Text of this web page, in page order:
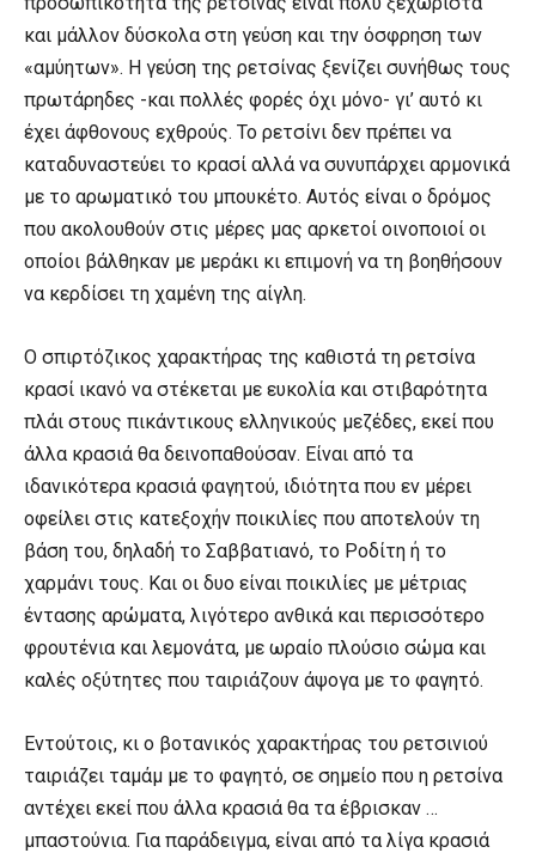
και μάλλον δύσκολα στη γεύση και την όσφρηση των
«αμύητων». Η γεύση της ρετσίνας ξενίζει συνήθως τους
πρωτάρηδες -και πολλές φορές όχι μόνο- γι’ αυτό κι
έχει άφθονους εχθρούς. Το ρετσίνι δεν πρέπει να
καταδυναστεύει το κρασί αλλά να συνυπάρχει αρμονικά
με το αρωματικό του μπουκέτο. Αυτός είναι ο δρόμος
που ακολουθούν στις μέρες μας αρκετοί οινοποιοί οι
οποίοι βάλθηκαν με μεράκι κι επιμονή να τη βοηθήσουν
να κερδίσει τη χαμένη της αίγλη.
Ο σπιρτόζικος χαρακτήρας της καθιστά τη ρετσίνα
κρασί ικανό να στέκεται με ευκολία και στιβαρότητα
πλάι στους πικάντικους ελληνικούς μεζέδες, εκεί που
άλλα κρασιά θα δεινοπαθούσαν. Είναι από τα
ιδανικότερα κρασιά φαγητού, ιδιότητα που εν μέρει
οφείλει στις κατεξοχήν ποικιλίες που αποτελούν τη
βάση του, δηλαδή το Σαββατιανό, το Ροδίτη ή το
χαρμάνι τους. Και οι δυο είναι ποικιλίες με μέτριας
έντασης αρώματα, λιγότερο ανθικά και περισσότερο
φρουτένια και λεμονάτα, με ωραίο πλούσιο σώμα και
καλές οξύτητες που ταιριάζουν άψογα με το φαγητό.
Εντούτοις, κι ο βοτανικός χαρακτήρας του ρετσινιού
ταιριάζει ταμάμ με το φαγητό, σε σημείο που η ρετσίνα
αντέχει εκεί που άλλα κρασιά θα τα έβρισκαν …
μπαστούνια. Για παράδειγμα, είναι από τα λίγα κρασιά